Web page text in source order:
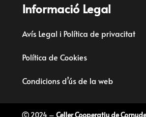
Informació Legal
Avís Legal i Política de privacitat
Política de Cookies
Condicions d’ús de la web
2024 – Celler Cooperatiu de